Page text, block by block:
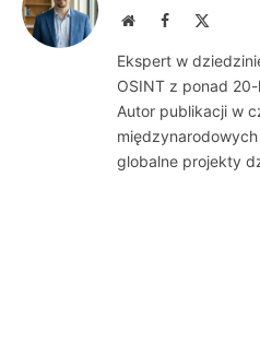
WebsiteFacebook
Ekspert w
OSINT z ponad
Autor publikacji w
globalne projekty